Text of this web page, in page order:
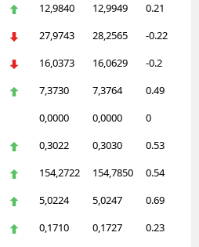
12,9840 12,9949
0.21
27,9743 28,2565
-0.22
16,0373 16,0629
-0.2
7,3730 7,3764
0.49
0,0000 0,0000
0
0,3022 0,3030
0.53
154,2722 154,7850
0.54
5,0224 5,0247
0.69
0,1710 0,1727
0.23